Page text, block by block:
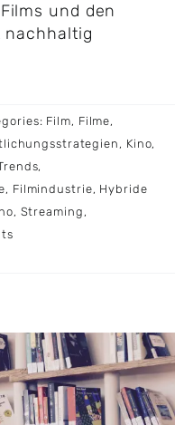
und den
nachhaltig
Film, Filme,
, Kino,
,
, Filmindustrie, Hybride
, Streaming ,